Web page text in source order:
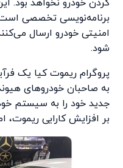
کردن خودرو نخواهد بود.
برنامه‌نویسی تخصصی
امنیتی خودرو ارسال
شود.
پروگرام ریموت کیا یک
به صاحبان خودروهای
جدید خود را به سیستم
بر افزایش کارایی